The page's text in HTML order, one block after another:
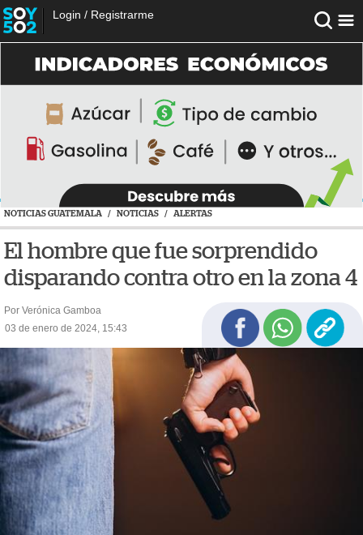
Login / Registrarme
NOTICIAS GUATEMALA / NOTICIAS / ALERTAS
El hombre que fue sorprendido
disparando contra otro en la zona 4
Por Verónica Gamboa
03 de enero de 2024, 15:43